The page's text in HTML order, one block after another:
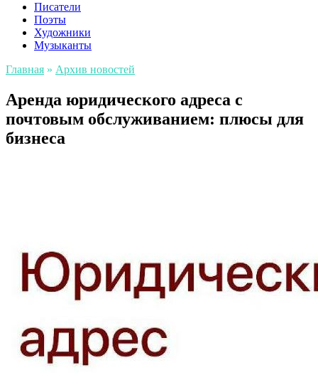
Писатели
Поэты
Художники
Музыканты
Главная » Архив новостей
Аренда юридического адреса с
почтовым обслуживанием: плюсы для
бизнеса